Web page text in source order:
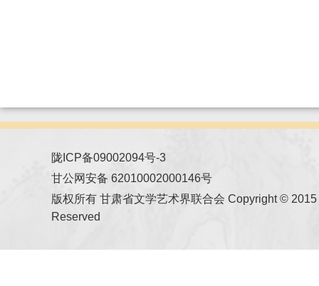
陇ICP备09002094号-3
甘公网安备 62010002000146号
版权所有 甘肃省文学艺术界联合会 Copyright ©
Reserved